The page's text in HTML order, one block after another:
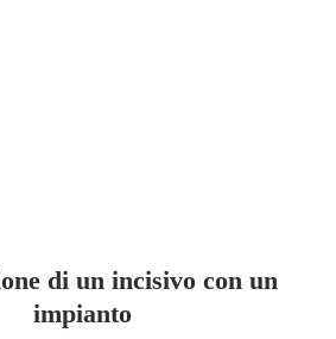
di un incisivo con un
impianto